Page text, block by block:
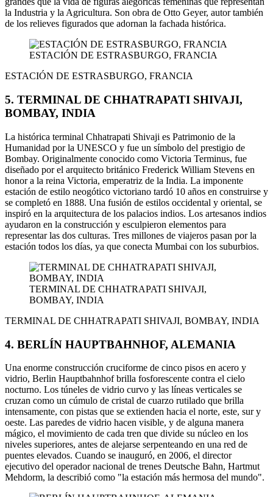
la Industria y la Agricultura. Son obra de Otto Geyer, autor también
de los relieves figurados que adornan la fachada histórica.
ESTACIÓN DE ESTRASBURGO, FRANCIA
ESTACIÓN DE ESTRASBURGO, FRANCIA
5. TERMINAL DE CHHATRAPATI SHIVAJI,
BOMBAY, INDIA
La histórica terminal Chhatrapati Shivaji es Patrimonio de la
Humanidad por la UNESCO y fue un símbolo del prestigio de
Bombay. Originalmente conocido como Victoria Terminus, fue
diseñado por el arquitecto británico Frederick William Stevens en
honor a la reina Victoria, emperatriz de la India. La imponente
estación de estilo neogótico victoriano tardó 10 años en construirse y
se completó en 1888. Una fusión de estilos occidental y oriental, se
inspiró en la arquitectura de los palacios indios. Los artesanos indios
ayudaron en la construcción y esculpieron elementos para
representar las dos culturas. Tres millones de viajeros pasan por la
estación todos los días, ya que conecta Mumbai con los suburbios.
TERMINAL DE CHHATRAPATI SHIVAJI,
BOMBAY, INDIA
TERMINAL DE CHHATRAPATI SHIVAJI, BOMBAY, INDIA
4. BERLÍN HAUPTBAHNHOF, ALEMANIA
Una enorme construcción cruciforme de cinco pisos en acero y
vidrio, Berlin Hauptbahnhof brilla fosforescente contra el cielo
nocturno. Los túneles de vidrio curvo y las líneas verticales se
cruzan como un cúmulo de cristal de cuarzo rutilado que brilla
intensamente, con pistas que se extienden hacia el norte, este, sur y
oeste. Las paredes de vidrio hacen visible, y de alguna manera
mágico, el movimiento de cada tren que divide su núcleo en los
niveles superiores, antes de alejarse serpenteando en una red de
puentes elevados. Cuando se inauguró, en 2006, el director
ejecutivo del operador nacional de trenes Deutsche Bahn, Hartmut
Mehdorm, la describió como "la estación más hermosa del mundo".